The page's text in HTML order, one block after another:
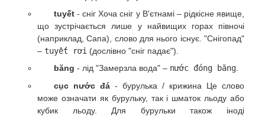
tuyết - сніг Хоча сніг у В'єтнамі – рідкісне явище,
що зустрічається лише у найвищих горах півночі
(наприклад, Сапа), слово для нього існує. "Снігопад"
– tuyết rơi (дослівно "сніг падає").
băng - лід "Замерзла вода" – nước đóng băng.
cục nước đá - бурулька / крижина Це слово
може означати як бурульку, так і шматок льоду або
кубик льоду. Для бурульки також іноді